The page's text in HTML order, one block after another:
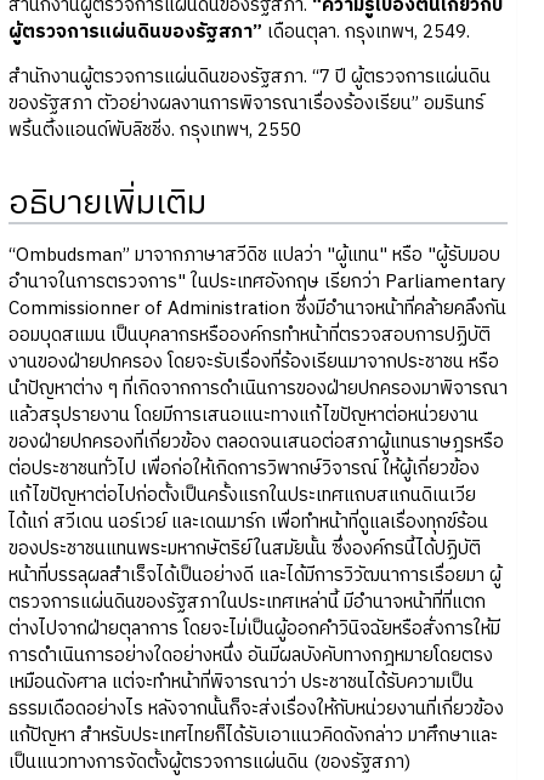
ผู้ตรวจการแผ่นดินของรัฐสภา” เดือนตุลา. กรุงเทพฯ, 2549.
สำนักงานผู้ตรวจการแผ่นดินของรัฐสภา. “7 ปี ผู้ตรวจการแผ่นดิน
ของรัฐสภา ตัวอย่างผลงานการพิจารณาเรื่องร้องเรียน” อมรินทร์
พริ้นติ้งแอนด์พับลิชชิ่ง. กรุงเทพฯ, 2550
อธิบายเพิ่มเติม
“Ombudsman” มาจากภาษาสวีดิช แปลว่า "ผู้แทน" หรือ "ผู้รับมอบ
อำนาจในการตรวจการ" ในประเทศอังกฤษ เรียกว่า Parliamentary
Commissionner of Administration ซึ่งมีอำนาจหน้าที่คล้ายคลึงกัน
ออมบุดสแมน เป็นบุคลากรหรือองค์กรทำหน้าที่ตรวจสอบการปฏิบัติ
งานของฝ่ายปกครอง โดยจะรับเรื่องที่ร้องเรียนมาจากประชาชน หรือ
นำปัญหาต่าง ๆ ที่เกิดจากการดำเนินการของฝ่ายปกครองมาพิจารณา
แล้วสรุปรายงาน โดยมีการเสนอแนะทางแก้ไขปัญหาต่อหน่วยงาน
ของฝ่ายปกครองที่เกี่ยวข้อง ตลอดจนเสนอต่อสภาผู้แทนราษฎรหรือ
ต่อประชาชนทั่วไป เพื่อก่อให้เกิดการวิพากษ์วิจารณ์ ให้ผู้เกี่ยวข้อง
แก้ไขปัญหาต่อไปก่อตั้งเป็นครั้งแรกในประเทศแถบสแกนดิเนเวีย
ได้แก่ สวีเดน นอร์เวย์ และเดนมาร์ก เพื่อทำหน้าที่ดูแลเรื่องทุกข์ร้อน
ของประชาชนแทนพระมหากษัตริย์ในสมัยนั้น ซึ่งองค์กรนี้ได้ปฏิบัติ
หน้าที่บรรลุผลสำเร็จได้เป็นอย่างดี และได้มีการวิวัฒนาการเรื่อยมา ผู้
ตรวจการแผ่นดินของรัฐสภาในประเทศเหล่านี้ มีอำนาจหน้าที่ที่แตก
ต่างไปจากฝ่ายตุลาการ โดยจะไม่เป็นผู้ออกคำวินิจฉัยหรือสั่งการให้มี
การดำเนินการอย่างใดอย่างหนึ่ง อันมีผลบังคับทางกฎหมายโดยตรง
เหมือนดังศาล แต่จะทำหน้าที่พิจารณาว่า ประชาชนได้รับความเป็น
ธรรมเดือดอย่างไร หลังจากนั้นก็จะส่งเรื่องให้กับหน่วยงานที่เกี่ยวข้อง
แก้ปัญหา สำหรับประเทศไทยก็ได้รับเอาแนวคิดดังกล่าว มาศึกษาและ
เป็นแนวทางการจัดตั้งผู้ตรวจการแผ่นดิน (ของรัฐสภา)